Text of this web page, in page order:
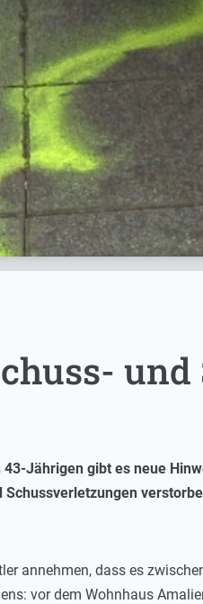
Jährigen gibt es neue
annehmen, dass es
vor dem Wohnhaus